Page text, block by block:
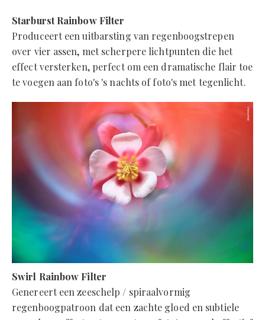
Starburst Rainbow Filter
Produceert een uitbarsting van regenboogstrepen
over vier assen, met scherpere lichtpunten die het
effect versterken, perfect om een dramatische flair toe
te voegen aan foto's 's nachts of foto's met tegenlicht.
Swirl Rainbow Filter
Genereert een zeeschelp / spiraalvormig
regenboogpatroon dat een zachte gloed en subtiele